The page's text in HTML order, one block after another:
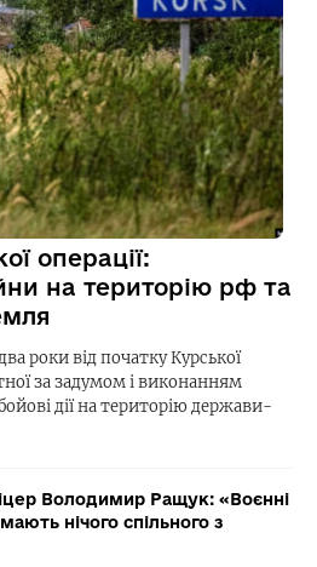
операції:
на територію рф та
роки від початку Курської
за задумом і виконанням
дії на територію держави-
Володимир Ращук: «Воєнні
нічого спільного з